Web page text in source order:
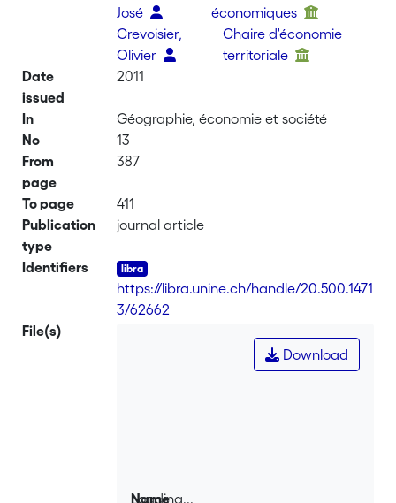
José
économiques
Crevoisier,
Olivier
Chaire d'économie
territoriale
Date
issued
2011
In
Géographie, économie et société
No
13
From
page
387
To page
411
Publication
type
journal article
Identifiers
https://libra.unine.ch/handle/20.500.1471
3/62662
File(s)
Loading...
Download
Name